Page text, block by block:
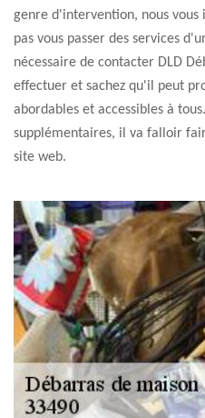
genre d'intervention, nous vous
pas vous passer des services
nécessaire de contacter DLD
effectuer et sachez qu'il peut
abordables et accessibles à
supplémentaires, il va falloir
site web.